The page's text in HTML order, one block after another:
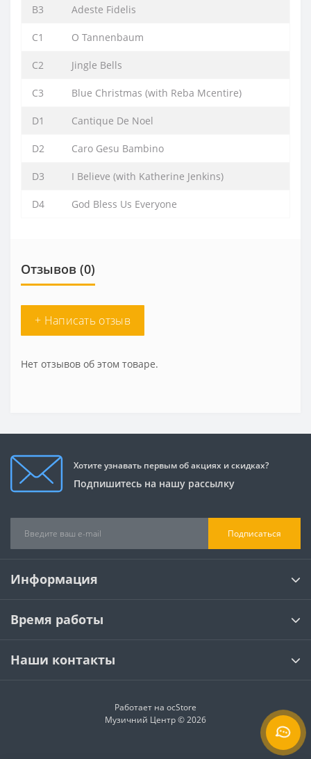
B3 Adeste Fidelis
C1 O Tannenbaum
C2 Jingle Bells
C3 Blue Christmas (with Reba Mcentire)
D1 Cantique De Noel
D2 Caro Gesu Bambino
D3 I Believe (with Katherine Jenkins)
D4 God Bless Us Everyone
Отзывов (0)
+ Написать отзыв
Нет отзывов об этом товаре.
Хотите узнавать первым об акциях и скидках?
Подпишитесь на нашу рассылку
Подписаться
Информация
Время работы
Наши контакты
Работает на ocStore
Музичний Центр © 2026